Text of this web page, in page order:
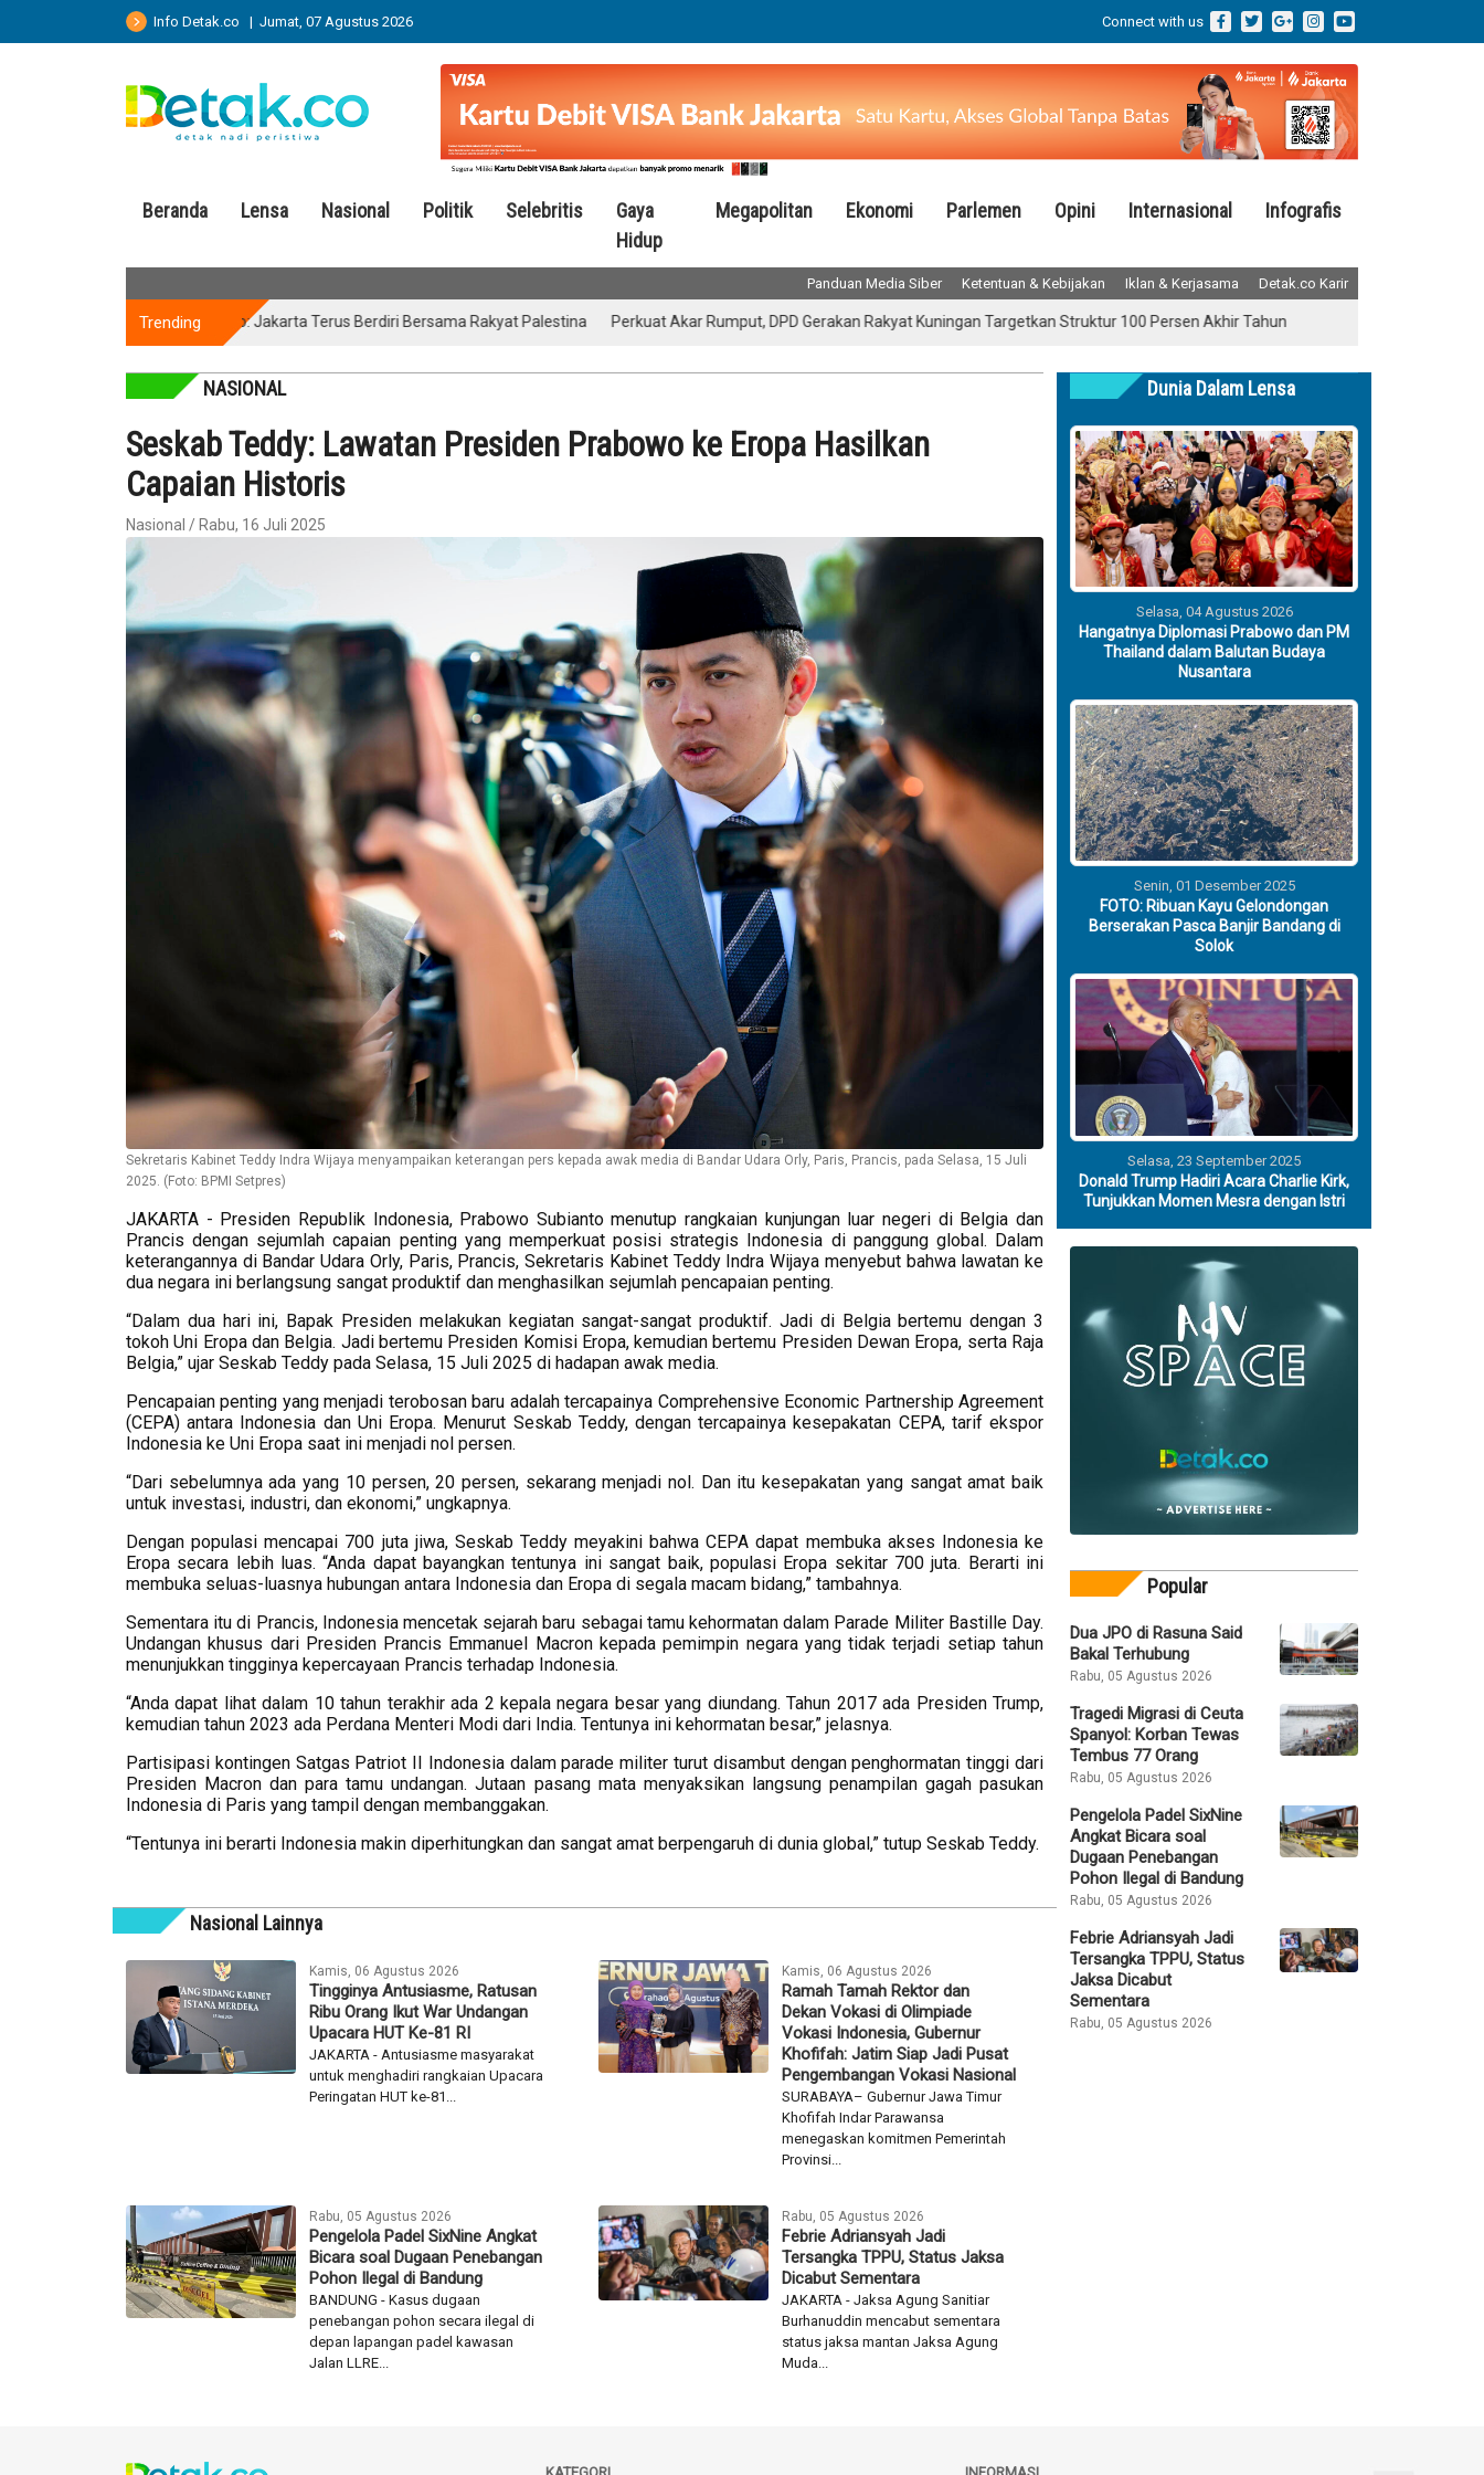
Info Detak.co | Jumat, 07 Agustus 2026 Connect with us
Beranda Lensa Nasional Politik Selebritis
Gaya
Hidup
Megapolitan Ekonomi Parlemen Opini Internasional Infografis
Panduan Media Siber Ketentuan & Kebijakan Iklan & Kerjasama Detak.co Karir
Trending
Pramono: Jakarta Terus Berdiri Bersama Rakyat Palestina Perkuat Akar Rumput, DPD Gerakan Rakyat Kuningan Targetkan Struktur 100 Persen Akhir Tahun Jatim Kinerja Positif Semester I
NASIONAL
Seskab Teddy: Lawatan Presiden Prabowo ke Eropa Hasilkan
Capaian Historis
Nasional / Rabu, 16 Juli 2025
Sekretaris Kabinet Teddy Indra Wijaya menyampaikan keterangan pers kepada awak media di Bandar Udara Orly, Paris, Prancis, pada Selasa, 15 Juli
2025. (Foto: BPMI Setpres)
JAKARTA - Presiden Republik Indonesia, Prabowo Subianto menutup rangkaian kunjungan luar negeri di Belgia dan
Prancis dengan sejumlah capaian penting yang memperkuat posisi strategis Indonesia di panggung global. Dalam
keterangannya di Bandar Udara Orly, Paris, Prancis, Sekretaris Kabinet Teddy Indra Wijaya menyebut bahwa lawatan ke
dua negara ini berlangsung sangat produktif dan menghasilkan sejumlah pencapaian penting.
“Dalam dua hari ini, Bapak Presiden melakukan kegiatan sangat-sangat produktif. Jadi di Belgia bertemu dengan 3
tokoh Uni Eropa dan Belgia. Jadi bertemu Presiden Komisi Eropa, kemudian bertemu Presiden Dewan Eropa, serta Raja
Belgia,” ujar Seskab Teddy pada Selasa, 15 Juli 2025 di hadapan awak media.
Pencapaian penting yang menjadi terobosan baru adalah tercapainya Comprehensive Economic Partnership Agreement
(CEPA) antara Indonesia dan Uni Eropa. Menurut Seskab Teddy, dengan tercapainya kesepakatan CEPA, tarif ekspor
Indonesia ke Uni Eropa saat ini menjadi nol persen.
“Dari sebelumnya ada yang 10 persen, 20 persen, sekarang menjadi nol. Dan itu kesepakatan yang sangat amat baik
untuk investasi, industri, dan ekonomi,” ungkapnya.
Dengan populasi mencapai 700 juta jiwa, Seskab Teddy meyakini bahwa CEPA dapat membuka akses Indonesia ke
Eropa secara lebih luas. “Anda dapat bayangkan tentunya ini sangat baik, populasi Eropa sekitar 700 juta. Berarti ini
membuka seluas-luasnya hubungan antara Indonesia dan Eropa di segala macam bidang,” tambahnya.
Sementara itu di Prancis, Indonesia mencetak sejarah baru sebagai tamu kehormatan dalam Parade Militer Bastille Day.
Undangan khusus dari Presiden Prancis Emmanuel Macron kepada pemimpin negara yang tidak terjadi setiap tahun
menunjukkan tingginya kepercayaan Prancis terhadap Indonesia.
“Anda dapat lihat dalam 10 tahun terakhir ada 2 kepala negara besar yang diundang. Tahun 2017 ada Presiden Trump,
kemudian tahun 2023 ada Perdana Menteri Modi dari India. Tentunya ini kehormatan besar,” jelasnya.
Partisipasi kontingen Satgas Patriot II Indonesia dalam parade militer turut disambut dengan penghormatan tinggi dari
Presiden Macron dan para tamu undangan. Jutaan pasang mata menyaksikan langsung penampilan gagah pasukan
Indonesia di Paris yang tampil dengan membanggakan.
“Tentunya ini berarti Indonesia makin diperhitungkan dan sangat amat berpengaruh di dunia global,” tutup Seskab Teddy.
Nasional Lainnya
Kamis, 06 Agustus 2026
Tingginya Antusiasme, Ratusan
Ribu Orang Ikut War Undangan
Upacara HUT Ke-81 RI
JAKARTA - Antusiasme masyarakat
untuk menghadiri rangkaian Upacara
Peringatan HUT ke-81...
Kamis, 06 Agustus 2026
Ramah Tamah Rektor dan
Dekan Vokasi di Olimpiade
Vokasi Indonesia, Gubernur
Khofifah: Jatim Siap Jadi Pusat
Pengembangan Vokasi Nasional
SURABAYA– Gubernur Jawa Timur
Khofifah Indar Parawansa
menegaskan komitmen Pemerintah
Provinsi...
Rabu, 05 Agustus 2026
Pengelola Padel SixNine Angkat
Bicara soal Dugaan Penebangan
Pohon Ilegal di Bandung
BANDUNG - Kasus dugaan
penebangan pohon secara ilegal di
depan lapangan padel kawasan
Jalan LLRE...
Rabu, 05 Agustus 2026
Febrie Adriansyah Jadi
Tersangka TPPU, Status Jaksa
Dicabut Sementara
JAKARTA - Jaksa Agung Sanitiar
Burhanuddin mencabut sementara
status jaksa mantan Jaksa Agung
Muda...
Dunia Dalam Lensa
Selasa, 04 Agustus 2026
Hangatnya Diplomasi Prabowo dan PM
Thailand dalam Balutan Budaya
Nusantara
Senin, 01 Desember 2025
FOTO: Ribuan Kayu Gelondongan
Berserakan Pasca Banjir Bandang di
Solok
Selasa, 23 September 2025
Donald Trump Hadiri Acara Charlie Kirk,
Tunjukkan Momen Mesra dengan Istri
Popular
Dua JPO di Rasuna Said
Bakal Terhubung
Rabu, 05 Agustus 2026
Tragedi Migrasi di Ceuta
Spanyol: Korban Tewas
Tembus 77 Orang
Rabu, 05 Agustus 2026
Pengelola Padel SixNine
Angkat Bicara soal
Dugaan Penebangan
Pohon Ilegal di Bandung
Rabu, 05 Agustus 2026
Febrie Adriansyah Jadi
Tersangka TPPU, Status
Jaksa Dicabut
Sementara
Rabu, 05 Agustus 2026